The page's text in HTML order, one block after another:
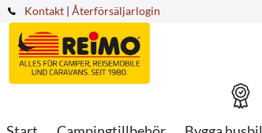
Kontakt | Återförsäljarlogin